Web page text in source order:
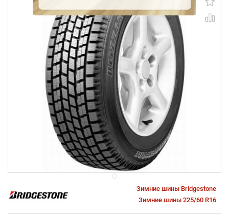
Зимние шины Bridgestone
Зимние шины 225/60 R16